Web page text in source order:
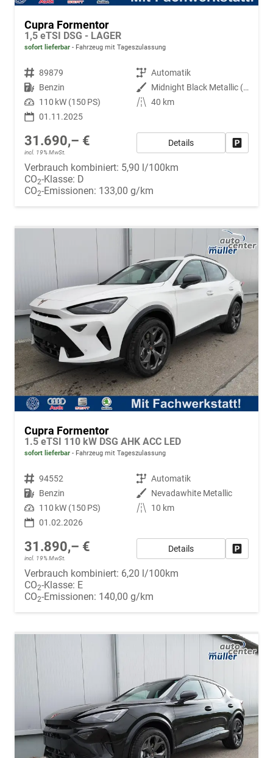
Cupra Formentor
1,5 eTSI DSG - LAGER
sofort lieferbar Fahrzeug mit Tageszulassung
Fahrzeugnr. 89879 Getriebe Automatik
Kraftstoff Benzin Außenfarbe
Midnight Black Metallic (0E)
Leistung 110 kW (150 PS) Kilometerstand 40 km
01.11.2025
31.690,– €
incl. 19% MwSt.
Details
Verbrauch kombiniert: 5,90 l/100km
CO2-Klasse: D
CO2-Emissionen: 133,00 g/km
Cupra Formentor
1.5 eTSI 110 kW DSG AHK ACC LED
sofort lieferbar Fahrzeug mit Tageszulassung
Fahrzeugnr. 94552 Getriebe Automatik
Kraftstoff Benzin Außenfarbe Nevadawhite Metallic
Leistung 110 kW (150 PS) Kilometerstand
10 km
01.02.2026
31.890,– €
incl. 19% MwSt.
Details
Verbrauch kombiniert: 6,20 l/100km
CO2-Klasse: E
CO2-Emissionen: 140,00 g/km